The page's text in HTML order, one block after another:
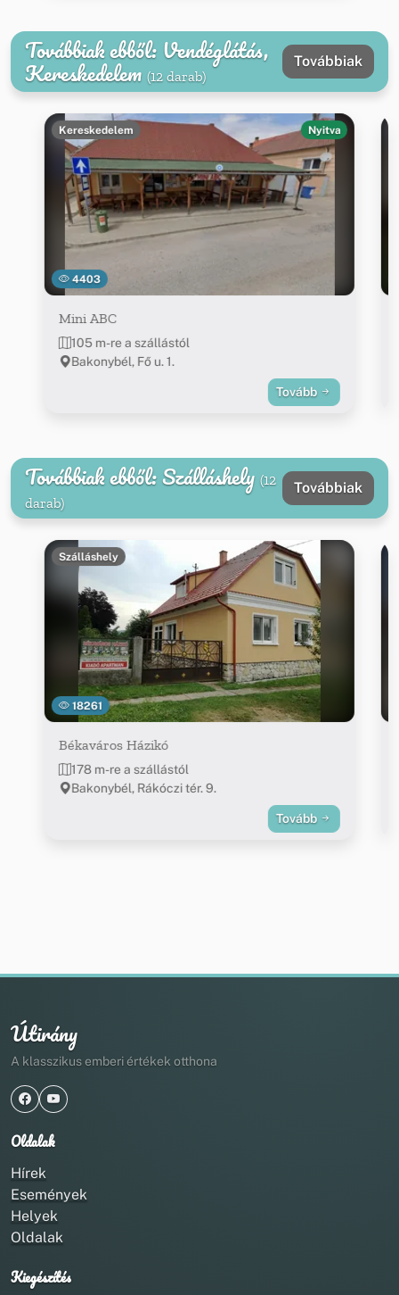
Továbbiak ebből: Vendéglátás,
Kereskedelem (12 darab)
Továbbiak
4403
Kereskedelem Nyitva
Mini ABC
105 m-re a szállástól
Bakonybél, Fő u. 1.
Tovább
Továbbiak ebből: Szálláshely (12
darab)
Továbbiak
18261
Szálláshely
Békaváros Házikó
178 m-re a szállástól
Bakonybél, Rákóczi tér. 9.
Tovább
Útirány
A klasszikus emberi értékek otthona
Oldalak
Hírek
Események
Helyek
Oldalak
Kiegészítés